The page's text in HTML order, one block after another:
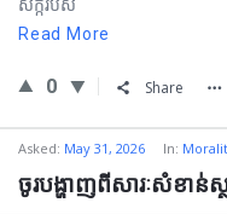
Read More
0 Share
Asked: May 31, 2026 In:
ចូរបង្ហាញពីសារៈសំខាន់ស្